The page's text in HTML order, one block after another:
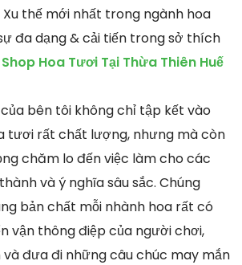
thế mới nhất trong ngành hoa
đa dạng & cải tiến trong sở thích
Shop Hoa Tươi Tại Thừa Thiên Huế
bên tôi không chỉ tập kết vào
tươi rất chất lượng, nhưng mà còn
chăm lo đến việc làm cho các
và ý nghĩa sâu sắc. Chúng
bản chất mỗi nhành hoa rất có
vận thông điệp của người chơi,
đưa đi những câu chúc may mắn